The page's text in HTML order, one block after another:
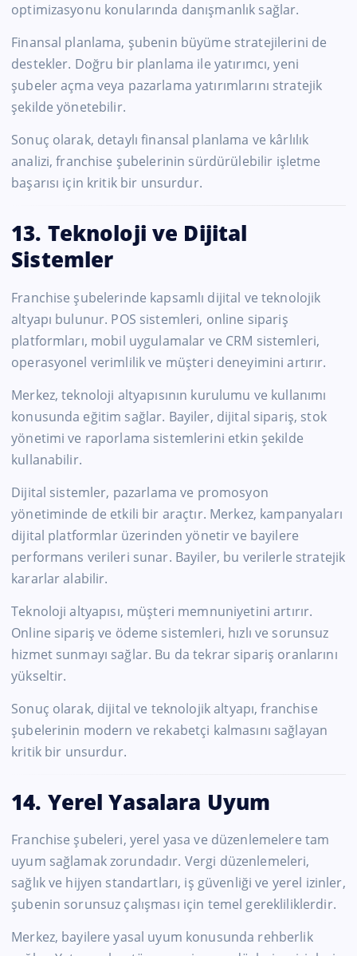
optimizasyonu konularında danışmanlık sağlar.
Finansal planlama, şubenin büyüme stratejilerini de
destekler. Doğru bir planlama ile yatırımcı, yeni
şubeler açma veya pazarlama yatırımlarını stratejik
şekilde yönetebilir.
Sonuç olarak, detaylı finansal planlama ve kârlılık
analizi, franchise şubelerinin sürdürülebilir işletme
başarısı için kritik bir unsurdur.
13. Teknoloji ve Dijital
Sistemler
Franchise şubelerinde kapsamlı dijital ve teknolojik
altyapı bulunur. POS sistemleri, online sipariş
platformları, mobil uygulamalar ve CRM sistemleri,
operasyonel verimlilik ve müşteri deneyimini artırır.
Merkez, teknoloji altyapısının kurulumu ve kullanımı
konusunda eğitim sağlar. Bayiler, dijital sipariş, stok
yönetimi ve raporlama sistemlerini etkin şekilde
kullanabilir.
Dijital sistemler, pazarlama ve promosyon
yönetiminde de etkili bir araçtır. Merkez, kampanyaları
dijital platformlar üzerinden yönetir ve bayilere
performans verileri sunar. Bayiler, bu verilerle stratejik
kararlar alabilir.
Teknoloji altyapısı, müşteri memnuniyetini artırır.
Online sipariş ve ödeme sistemleri, hızlı ve sorunsuz
hizmet sunmayı sağlar. Bu da tekrar sipariş oranlarını
yükseltir.
Sonuç olarak, dijital ve teknolojik altyapı, franchise
şubelerinin modern ve rekabetçi kalmasını sağlayan
kritik bir unsurdur.
14. Yerel Yasalara Uyum
Franchise şubeleri, yerel yasa ve düzenlemelere tam
uyum sağlamak zorundadır. Vergi düzenlemeleri,
sağlık ve hijyen standartları, iş güvenliği ve yerel izinler,
şubenin sorunsuz çalışması için temel gerekliliklerdir.
Merkez, bayilere yasal uyum konusunda rehberlik